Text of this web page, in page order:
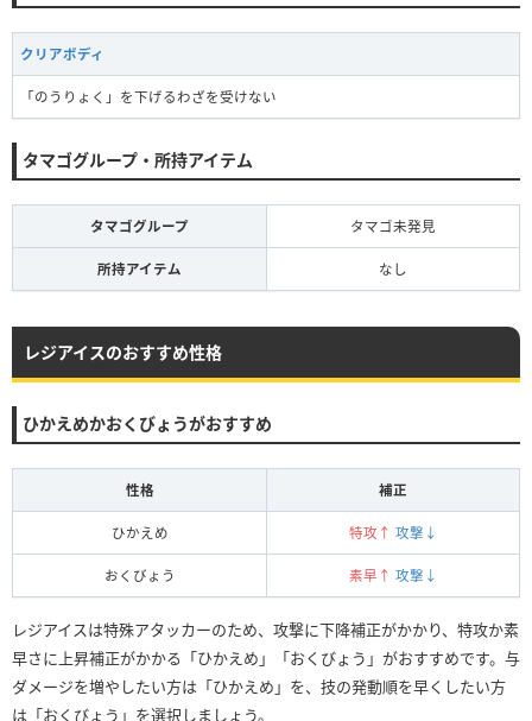
クリアボディ
「のうりょく」を下げるわざを受けない
タマゴグループ・所持アイテム
タマゴグループ タマゴ未発見
所持アイテム なし
レジアイスのおすすめ性格
ひかえめかおくびょうがおすすめ
性格 補正
ひかえめ 特攻↑ 攻撃↓
おくびょう 素早↑ 攻撃↓
レジアイスは特殊アタッカーのため、攻撃に下降補正がかかり、特攻か素
早さに上昇補正がかかる「ひかえめ」「おくびょう」がおすすめです。与
ダメージを増やしたい方は「ひかえめ」を、技の発動順を早くしたい方
は「おくびょう」を選択しましょう。